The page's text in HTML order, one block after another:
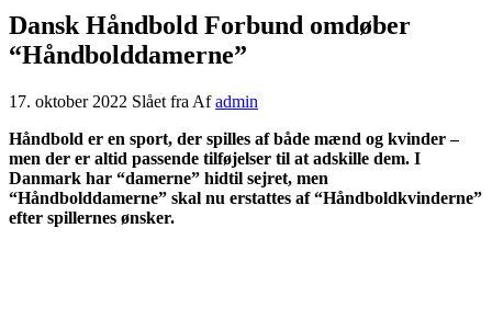
Dansk Håndbold Forbund omdøber
“Håndbolddamerne”
17. oktober 2022 Slået fra Af admin
Håndbold er en sport, der spilles af både mænd og kvinder –
men der er altid passende tilføjelser til at adskille dem. I
Danmark har “damerne” hidtil sejret, men
“Håndbolddamerne” skal nu erstattes af “Håndboldkvinderne”
efter spillernes ønsker.